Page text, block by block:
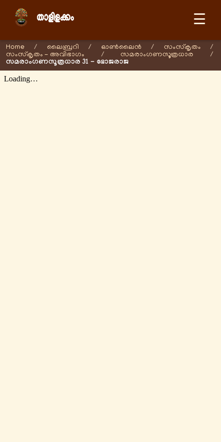
☰
Home / ലൈബ്രറി / ഓണ്‍ലൈന്‍ / സംസ്കൃതം
/
സംസ്കൃതം - അവിഭാഗം
/ സമരാംഗണസൂത്രധാര /
സമരാംഗണസൂത്രധാര 31 - ഭോജരാജ